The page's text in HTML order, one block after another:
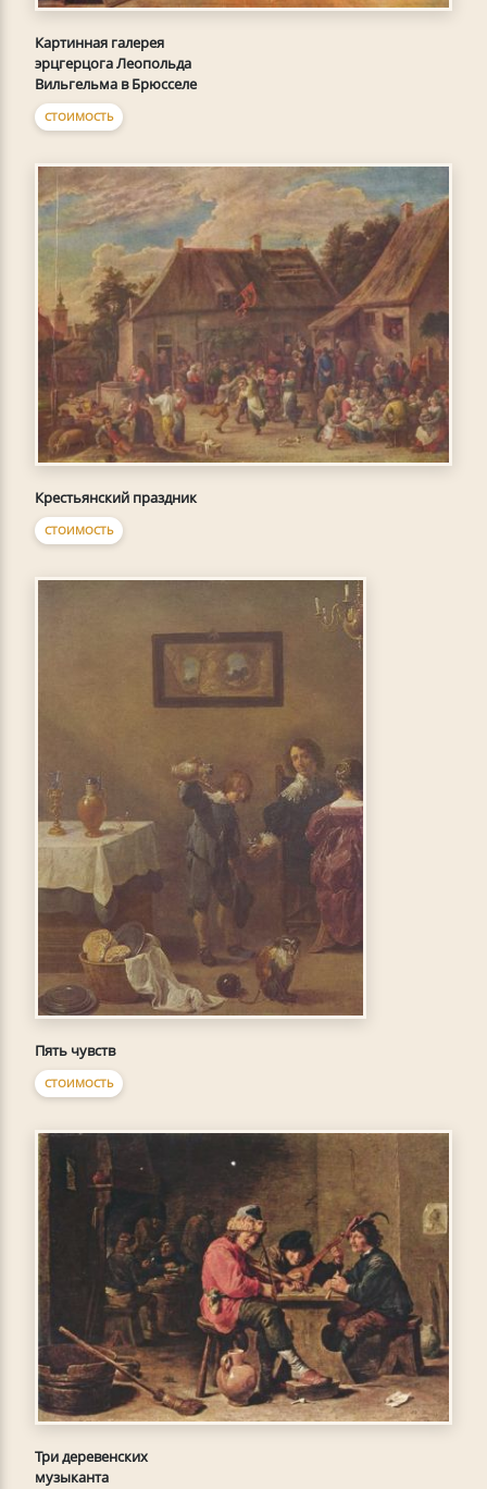
Картинная галерея
эрцгерцога Леопольда
Вильгельма в Брюсселе
СТОИМОСТЬ
Крестьянский праздник
СТОИМОСТЬ
Пять чувств
СТОИМОСТЬ
Три деревенских
музыканта